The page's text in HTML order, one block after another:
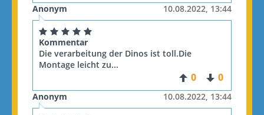
Anonym 10.08.2022, 13:44
Kommentar
Die verarbeitung der Dinos ist toll.Die
Montage leicht zu...
0 0
Anonym 10.08.2022, 13:44